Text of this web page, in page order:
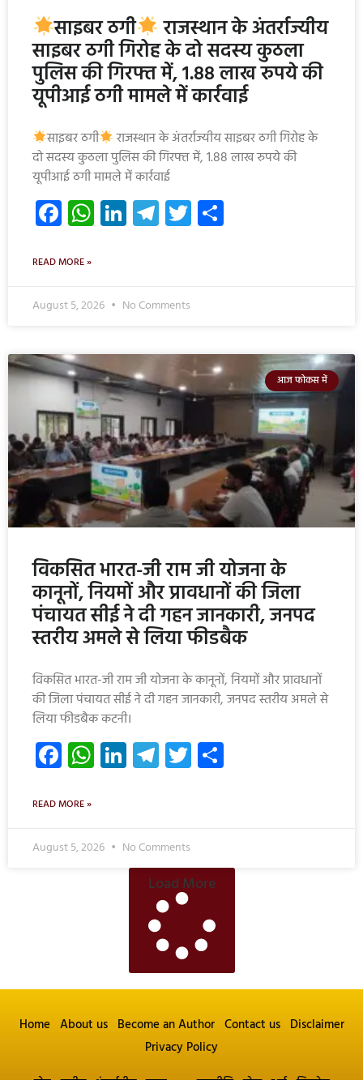
साइबर ठगी राजस्थान के अंतर्राज्यीय
साइबर ठगी गिरोह के दो सदस्य कुठला
पुलिस की गिरफ्त में, 1.88 लाख रुपये की
यूपीआई ठगी मामले में कार्रवाई
साइबर ठगी
राजस्थान के अंतर्राज्यीय साइबर ठगी गिरोह के
दो सदस्य कुठला पुलिस की गिरफ्त में, 1.88 लाख रुपये की
यूपीआई ठगी मामले में कार्रवाई
Facebook
WhatsApp
LinkedIn
Telegram
Twitter
READ MORE »
August 5, 2026 No Comments
आज फोकस में
विकसित भारत-जी राम जी योजना के
कानूनों, नियमों और प्रावधानों की जिला
पंचायत सीई ने दी गहन जानकारी, जनपद
स्तरीय अमले से लिया फीडबैक
विकसित भारत-जी राम जी योजना के कानूनों, नियमों और प्रावधानों
की जिला पंचायत सीई ने दी गहन जानकारी, जनपद स्तरीय अमले से
लिया फीडबैक कटनी।
Facebook
WhatsApp
LinkedIn
Telegram
Twitter
READ MORE »
August 5, 2026 No Comments
Load More
Home About us Become an Author Contact us Disclaimer
Privacy Policy